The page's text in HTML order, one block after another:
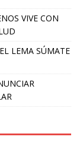
VIVE CON
LEMA SÚMATE